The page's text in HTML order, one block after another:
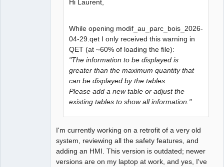
Hi Laurent,
While opening modif_au_parc_bois_2026-
04-29.qet I only received this warning in
QET (at ~60% of loading the file):
"The information to be displayed is
greater than the maximum quantity that
can be displayed by the tables.
Please add a new table or adjust the
existing tables to show all information."
I'm currently working on a retrofit of a very old
system, reviewing all the safety features, and
adding an HMI. This version is outdated; newer
versions are on my laptop at work, and yes, I've